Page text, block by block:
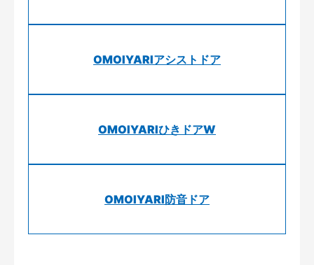
OMOIYARIアシストドア
OMOIYARIひきドアW
OMOIYARI防音ドア